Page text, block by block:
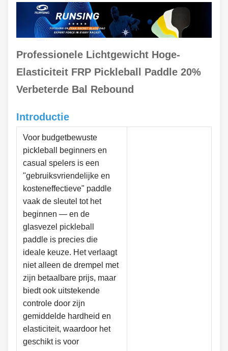
Professionele Lichtgewicht Hoge-
Elasticiteit FRP Pickleball Paddle 20%
Verbeterde Bal Rebound
Introductie
Voor budgetbewuste
pickleball beginners en
casual spelers is een
"gebruiksvriendelijke en
kosteneffectieve" paddle
vaak de sleutel tot het
beginnen — en de
glasvezel pickleball
paddle is precies die
ideale keuze. Het verlaagt
niet alleen de drempel met
zijn betaalbare prijs, maar
biedt ook uitstekende
controle door zijn
gemiddelde hardheid en
elasticiteit, waardoor het
geschikt is voor